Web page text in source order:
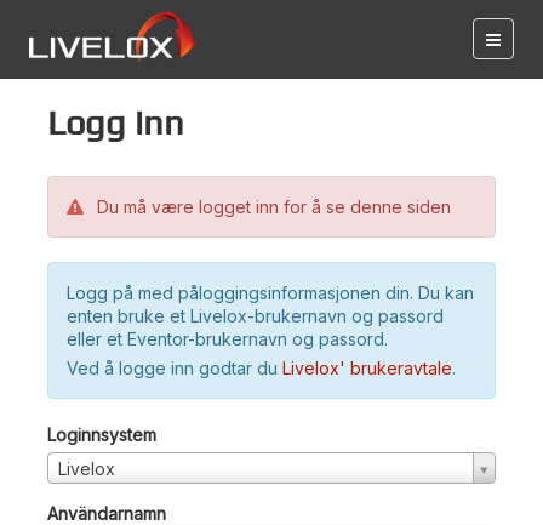
Logg inn
Du må være logget inn for å se denne siden
Logg på med påloggingsinformasjonen din. Du kan
enten bruke et Livelox-brukernavn og passord
eller et Eventor-brukernavn og passord.
Ved å logge inn godtar du Livelox' brukeravtale.
Loginnsystem
Livelox
Användarnamn